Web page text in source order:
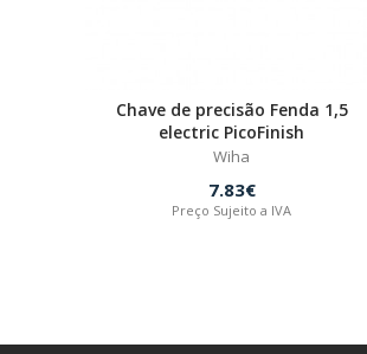
Chave de precisão Fenda 1,5
electric PicoFinish
Wiha
7.83€
Preço Sujeito a IVA